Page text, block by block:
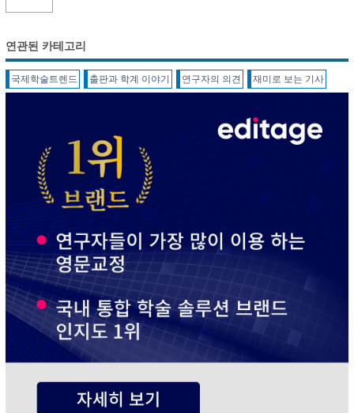
연관된 카테고리
국제학술트렌드 출판과 학계 이야기 연구자의 의견 재미로 보는 기사